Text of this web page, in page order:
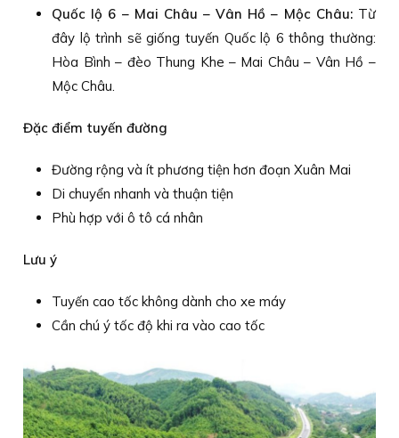
Quốc lộ 6 – Mai Châu – Vân Hồ – Mộc Châu: Từ
đây lộ trình sẽ giống tuyến Quốc lộ 6 thông thường:
Hòa Bình – đèo Thung Khe – Mai Châu – Vân Hồ –
Mộc Châu.
Đặc điểm tuyến đường
Đường rộng và ít phương tiện hơn đoạn Xuân Mai
Di chuyển nhanh và thuận tiện
Phù hợp với ô tô cá nhân
Lưu ý
Tuyến cao tốc không dành cho xe máy
Cần chú ý tốc độ khi ra vào cao tốc